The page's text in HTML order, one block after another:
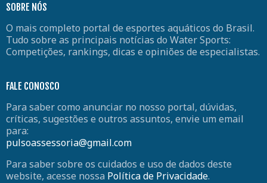
SOBRE NÓS
O mais completo portal de esportes aquáticos do Brasil.
Tudo sobre as principais notícias do Water Sports:
Competições, rankings, dicas e opiniões de especialistas.
FALE CONOSCO
Para saber como anunciar no nosso portal, dúvidas,
críticas, sugestões e outros assuntos, envie um email
para:
pulsoassessoria@gmail.com
Para saber sobre os cuidados e uso de dados deste
website, acesse nossa Política de Privacidade.